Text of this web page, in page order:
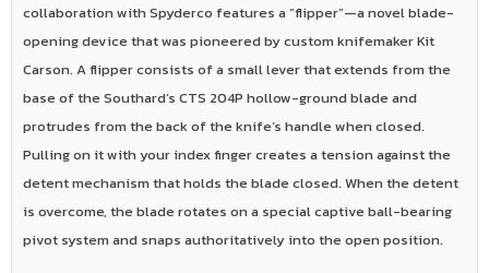
collaboration with Spyderco features a “flipper”—a novel blade-
opening device that was pioneered by custom knifemaker Kit
Carson. A flipper consists of a small lever that extends from the
base of the Southard’s CTS 204P hollow-ground blade and
protrudes from the back of the knife’s handle when closed.
Pulling on it with your index finger creates a tension against the
detent mechanism that holds the blade closed. When the detent
is overcome, the blade rotates on a special captive ball-bearing
pivot system and snaps authoritatively into the open position.